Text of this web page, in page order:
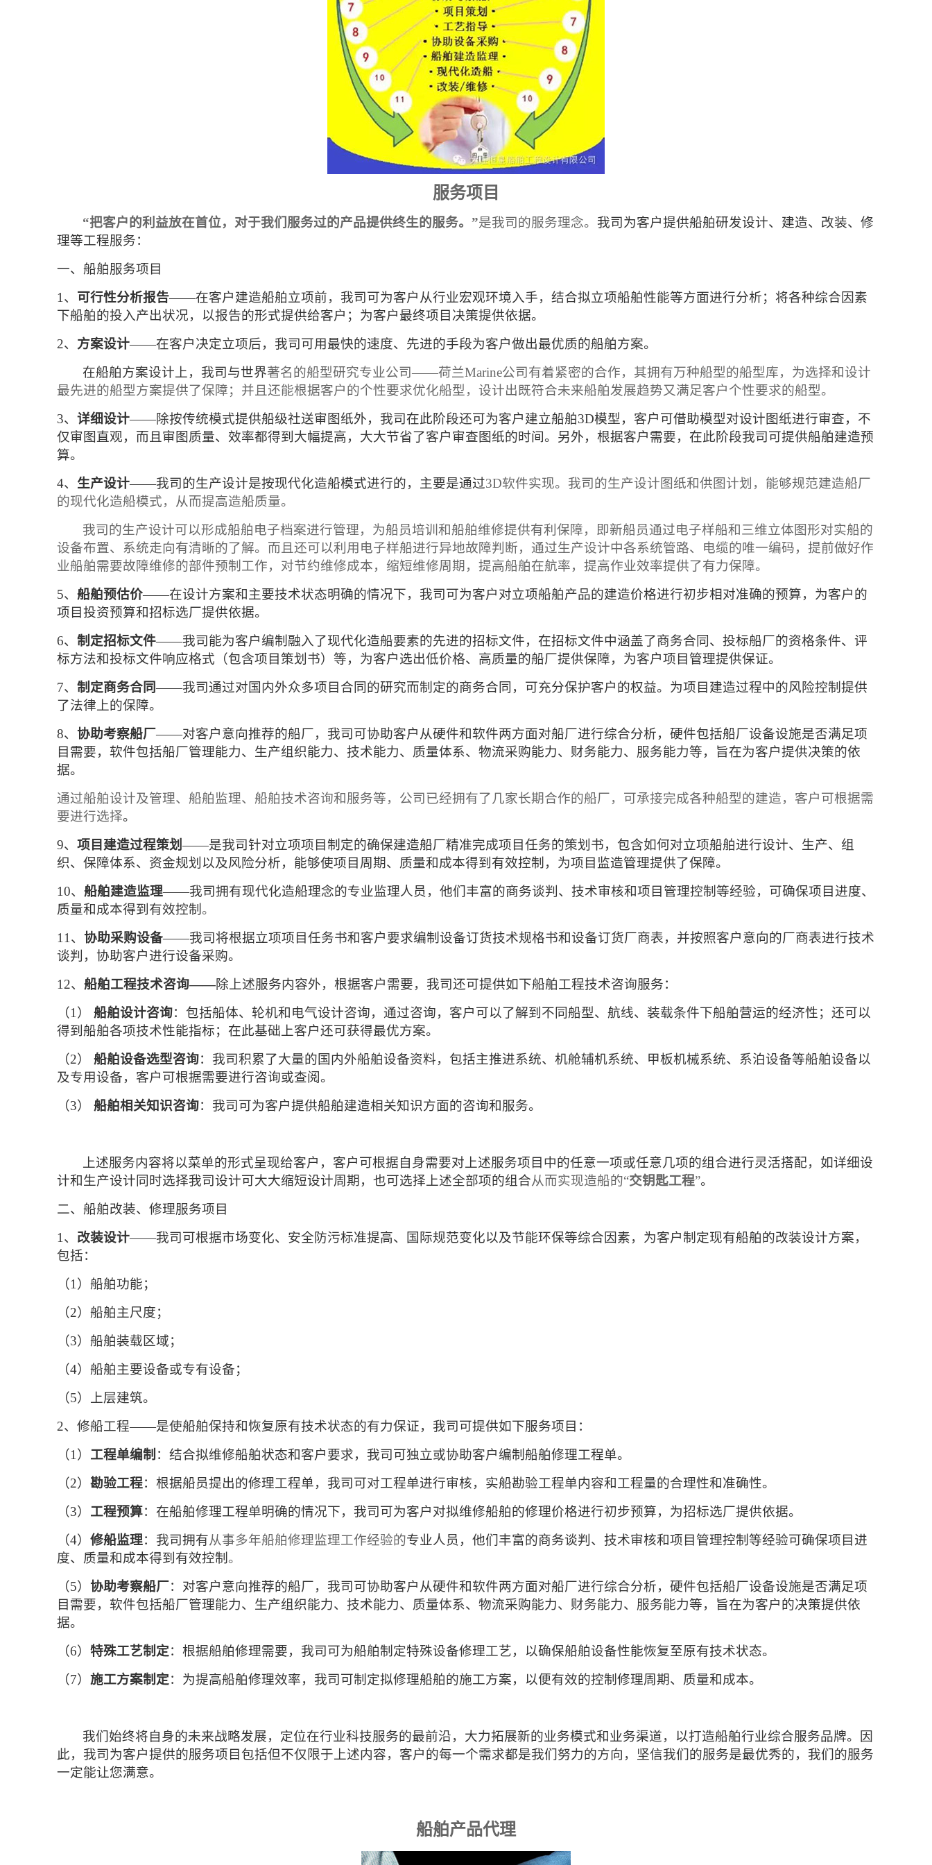
服务项目
“把客户的利益放在首位，对于我们服务过的产品提供终生的服务。”是我司的服务理念。 我司为客户提供船舶研发设计、建造、改装、修
理等工程服务：
一、船舶服务项目
1、 可行性分析报告——在客户建造船舶立项前，我司可为客户从行业宏观环境入手，结合拟立项船舶性能等方面进行分析；将各种综合因素
下船舶的投入产出状况，以报告的形式提供给客户；为客户最终项目决策提供依据。
2、 方案设计——在客户决定立项后，我司可用最快的速度、先进的手段为客户做出最优质的船舶方案。
在船舶方案设计上，我司与世界著名的船型研究专业公司——荷兰Marine公司有着紧密的合作，其拥有万种船型的船型库，为选择和设计
最先进的船型方案提供了保障；并且还能根据客户的个性要求优化船型，设计出既符合未来船舶发展趋势又满足客户个性要求的船型。
3、 详细设计——除按传统模式提供船级社送审图纸外，我司在此阶段还可为客户建立船舶3D模型，客户可借助模型对设计图纸进行审查，不
仅审图直观，而且审图质量、效率都得到大幅提高，大大节省了客户审查图纸的时间。另外，根据客户需要，在此阶段我司可提供船舶建造预
算。
4、 生产设计——我司的生产设计是按现代化造船模式进行的，主要是通过3D软件实现。我司的生产设计图纸和供图计划，能够规范建造船厂
的现代化造船模式，从而提高造船质量。
我司的生产设计可以形成船舶电子档案进行管理，为船员培训和船舶维修提供有利保障，即新船员通过电子样船和三维立体图形对实船的
设备布置、系统走向有清晰的了解。而且还可以利用电子样船进行异地故障判断，通过生产设计中各系统管路、电缆的唯一编码，提前做好作
业船舶需要故障维修的部件预制工作，对节约维修成本，缩短维修周期，提高船舶在航率，提高作业效率提供了有力保障。
5、 船舶预估价——在设计方案和主要技术状态明确的情况下，我司可为客户对立项船舶产品的建造价格进行初步相对准确的预算，为客户的
项目投资预算和招标选厂提供依据。
6、 制定招标文件——我司能为客户编制融入了现代化造船要素的先进的招标文件，在招标文件中涵盖了商务合同、投标船厂的资格条件、评
标方法和投标文件响应格式（包含项目策划书）等，为客户选出低价格、高质量的船厂提供保障，为客户项目管理提供保证。
7、 制定商务合同——我司通过对国内外众多项目合同的研究而制定的商务合同，可充分保护客户的权益。为项目建造过程中的风险控制提供
了法律上的保障。
8、 协助考察船厂——对客户意向推荐的船厂，我司可协助客户从硬件和软件两方面对船厂进行综合分析，硬件包括船厂设备设施是否满足项
目需要，软件包括船厂管理能力、生产组织能力、技术能力、质量体系、物流采购能力、财务能力、服务能力等，旨在为客户提供决策的依
据。
通过船舶设计及管理、船舶监理、船舶技术咨询和服务等，公司已经拥有了几家长期合作的船厂，可承接完成各种船型的建造，客户可根据需
要进行选择。
9、 项目建造过程策划——是我司针对立项项目制定的确保建造船厂精准完成项目任务的策划书，包含如何对立项船舶进行设计、生产、组
织、保障体系、资金规划以及风险分析，能够使项目周期、质量和成本得到有效控制，为项目监造管理提供了保障。
10、 船舶建造监理——我司拥有现代化造船理念的专业监理人员，他们丰富的商务谈判、技术审核和项目管理控制等经验，可确保项目进度、
质量和成本得到有效控制 。
11、 协助采购设备——我司将根据立项项目任务书和客户要求编制设备订货技术规格书和设备订货厂商表，并按照客户意向的厂商表进行技术
谈判，协助客户进行设备采购。
12、 船舶工程技术咨询——除上述服务内容外，根据客户需要，我司还可提供如下船舶工程技术咨询服务：
（1） 船舶设计咨询：包括船体、轮机和电气设计咨询，通过咨询，客户可以了解到不同船型、航线、装载条件下船舶营运的经济性；还可以
得到船舶各项技术性能指标；在此基础上客户还可获得最优方案。
（2） 船舶设备选型咨询：我司积累了大量的国内外船舶设备资料，包括主推进系统、机舱辅机系统、甲板机械系统、系泊设备等船舶设备以
及专用设备，客户可根据需要进行咨询或查阅。
（3） 船舶相关知识咨询：我司可为客户提供船舶建造相关知识方面的咨询和服务。
上述服务内容将以菜单的形式呈现给客户，客户可根据自身需要对上述服务项 目中的任意一项或任意几项的组合进行灵活搭配，如详细设
计和生产设计同时选择我司设计可大大缩短设计周期，也可选择上述全部项的组合从而实现造船的“交钥匙工程”。
二、 船舶改装、修理服务项目
1、 改装设计——我司可根据市场变化、安全防污标准提高、国际规范变化以及节能环保等综合因素，为客户制定现有船舶的改装设计方案，
包括：
（1） 船舶功能；
（2） 船舶主尺度；
（3） 船舶装载区域；
（4） 船舶主要设备或专有设备；
（5）
上层建筑。
2、 修船工程——是使船舶保持和恢复原有技术状态的有力保证，我司可提供如下服务项目：
（1） 工程单编制 ：结合拟维修船舶状态和客户要求，我司可独立或协助客户编制船舶修理工程单。
（2） 勘验工程：根据船员提出的修理工程单，我司可对工程单进行审核，实船勘验工程单内容和工程量的合理性和准确性。
（3） 工程预算：在船舶修理工程单明确的情况下，我司可为客户对拟维修船舶的修理价格进行初步预算，为招标选厂提供依据。
（4） 修船监理：我司拥有从事多年船舶修理监理工作经验的专业人员，他们丰富的商务谈判、技术审核和项目管理控制等经验可确保项目进
度、质量和成本得到有效控制 。
（5） 协助考察船厂：对客户意向推荐的船厂，我司可协助客户从硬件和软件两方面对船厂进行综合分析，硬件包括船厂设备设施是否满足项
目需要，软件包括船厂管理能力、生产组织能力、技术能力、质量体系、物流采购能力、财务能力、服务能力等，旨在为客户的决策提供依
据。
（6） 特殊工艺制定：根据船舶修理需要，我司可为船舶制定特殊设备修理工艺，以确保船舶设备性能恢复至原有技术状态。
（7） 施工方案制定：为提高船舶修理效率，我司可制定拟修理船舶的施工方案，以便有效的控制修理周期、质量和成本。
我们始终将自身的未来战略发展，定位在行业科技服务的最前沿，大力拓展新的业务模式和业务渠道，以打造船舶行业综合服务品牌。因
此，我司为客户提供的服务项目包括但不仅限于上述内容，客户的每一个需求都是我们努力的方向，坚信我们的服务是最优秀的，我们的服务
一定能让您满意。
船舶产品代理